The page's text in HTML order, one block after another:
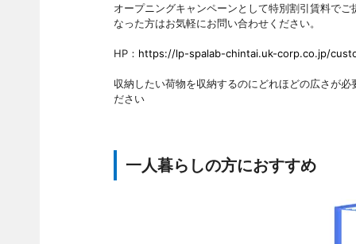
オープニングキャンペーンとして特別割引賃料で
なった方はお気軽にお問い合わせください。
HP： https://lp-spalab-chintai.uk-corp.co.jp/
収納したい荷物を収納するのにどれほどの広さが
ださい
一人暮らしの方におすすめ